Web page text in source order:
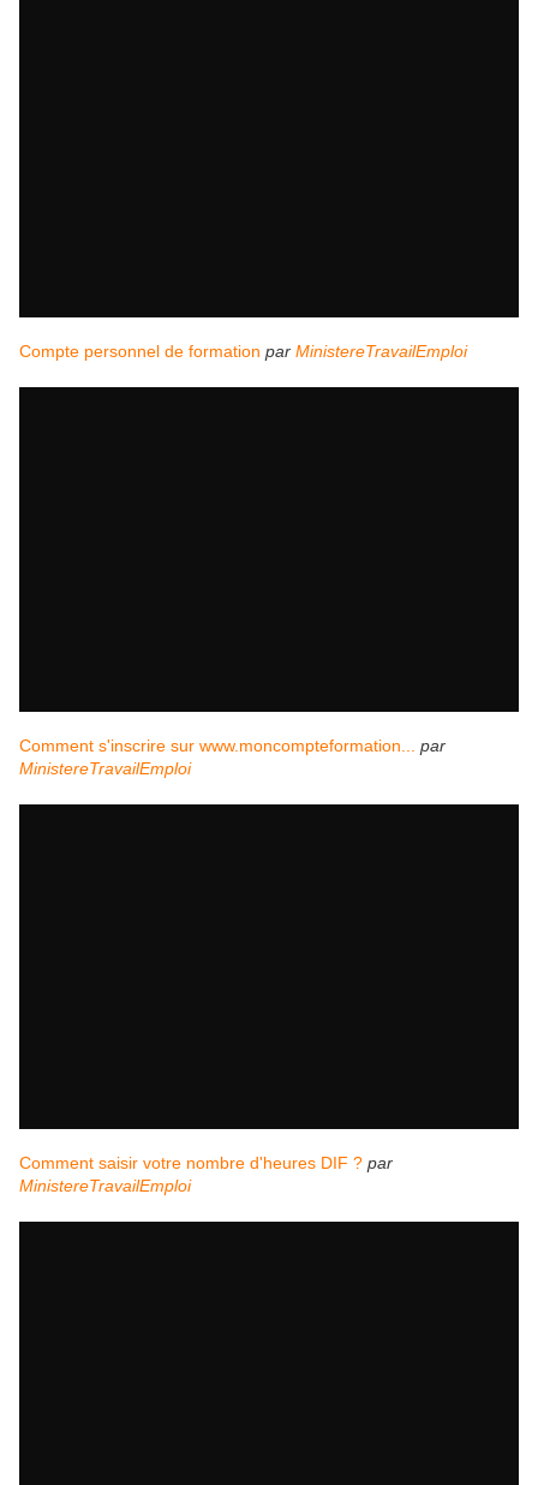
Compte personnel de formation par MinistereTravailEmploi
Comment s'inscrire sur www.moncompteformation...
par
MinistereTravailEmploi
Comment saisir votre nombre d'heures DIF ? par
MinistereTravailEmploi